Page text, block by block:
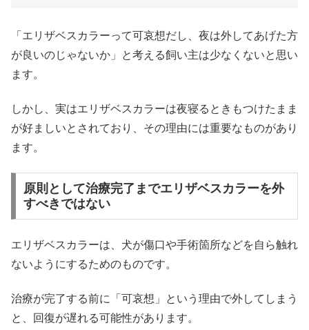
「エリザベスカラーって可哀想だし、夜は外してあげた方
が良いのじゃないか」と考える飼い主は少なくないと思い
ます。
しかし、実はエリザベスカラーは夜寝るときもつけたまま
が好ましいとされており、その理由には重要なものがあり
ます。
原則として治療完了までエリザベスカラーを外
すべきではない
エリザベスカラーは、犬が傷口や手術箇所などを自ら触れ
ないようにするためのものです。
治療が完了する前に「可哀想」という理由で外してしまう
と、回復が遅れる可能性があります。